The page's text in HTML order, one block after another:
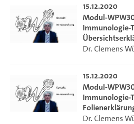
15.12.2020
Modul-
Immunologie-
Dr. Clemens
15.12.2020
Modul-
Immunologie-
Dr. Clemens